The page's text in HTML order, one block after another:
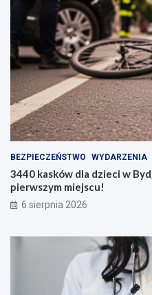
BEZPIECZEŃSTWO WYDARZENIA
3440 kasków dla dzieci w
pierwszym miejscu!
6 sierpnia 2026